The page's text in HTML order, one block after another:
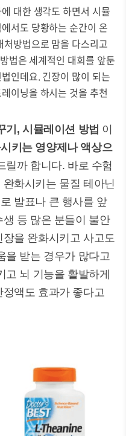
대한 생각도 하면서 시뮬
서도 당황하는 순간이 온
방법으로 맘을 다스리고
법은 세계적인 대회를 앞둔
인데요. 긴장이 많이 되는
이닝을 하시는 것을 추천
기, 시뮬레이션 방법 이
키는 영양제나 액상으
릴까 합니다. 바로 수험
화시키는 물질 테아닌
발표나 큰 행사를 앞
등 많은 분들이 불안
을 완화시키고 사고도
을 받는 경우가 많다고
뇌 기능을 활발하게
액도 효과가 좋다고